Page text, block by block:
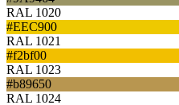
RAL 1020
#EEC900
RAL 1021
#f2bf00
RAL 1023
#b89650
RAL 1024